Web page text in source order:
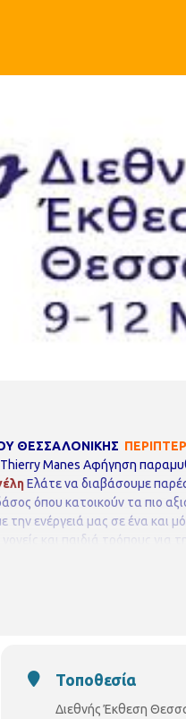
ΘΕΣΣΑΛΟΝΙΚΗΣ
Manes Αφήγηση
Ελάτε να διαβάσουμε
όπου κατοικούν τα πιο
ενέργειά μας σε ένα και
και παιδιά τρόπους για
Τοποθεσία
Διεθνής Έκθεση